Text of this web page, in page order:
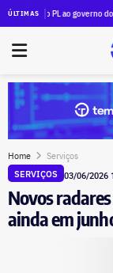
ÚLTIMAS
Jane Reis declara à
PL ao governo do estado,
Home Serviços
SERVIÇOS 03/06/2026
Novos
ainda em